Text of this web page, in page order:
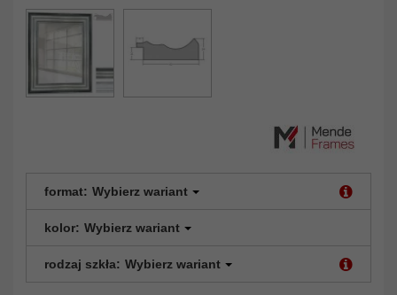
format: Wybierz wariant
kolor: Wybierz wariant
rodzaj szkła: Wybierz wariant